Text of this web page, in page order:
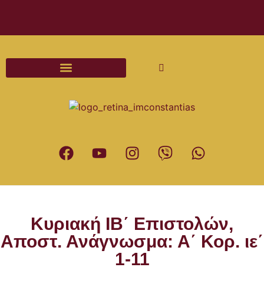
Κυριακή ΙΒ΄ Επιστολών,
Αποστ. Ανάγνωσμα: Α΄ Κορ. ιε΄
1-11